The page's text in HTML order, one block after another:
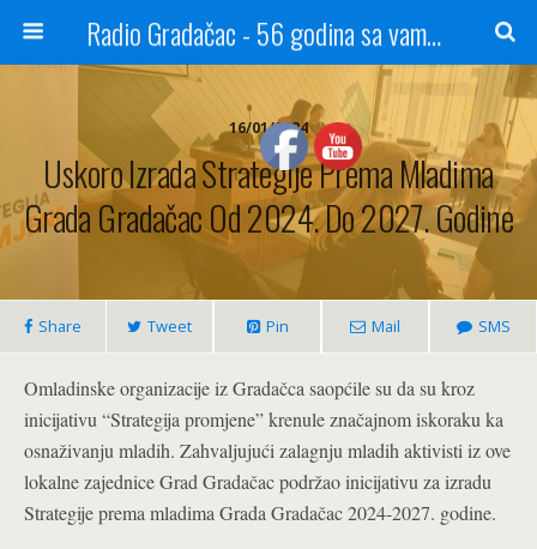
Radio Gradačac - 56 godina sa vama...
16/01/2024
Uskoro Izrada Strategije Prema Mladima
Grada Gradačac Od 2024. Do 2027. Godine
Share Tweet Pin Mail SMS
Omladinske organizacije iz Gradačca saopćile su da su kroz
inicijativu “Strategija promjene” krenule značajnom iskoraku ka
osnaživanju mladih. Zahvaljujući zalagnju mladih aktivisti iz ove
lokalne zajednice Grad Gradačac podržao inicijativu za izradu
Strategije prema mladima Grada Gradačac 2024-2027. godine.